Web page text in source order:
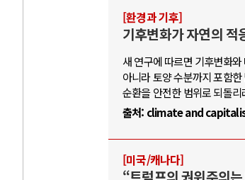
[환경과 기후]
기후변화가 자연의 적
새 연구에 따르면 기후변화
아니라 토양 수분까지 포함
순환을 안전한 범위로 되돌
출처: climate and
[미국/캐나다]